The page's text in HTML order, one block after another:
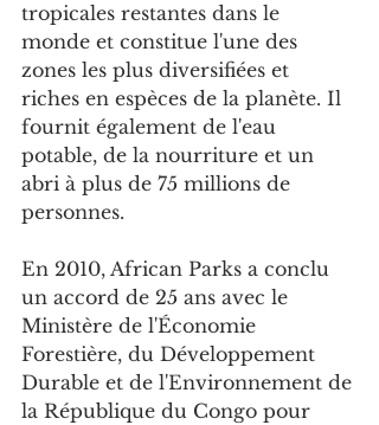
tropicales restantes dans le
monde et constitue l'une des
zones les plus diversifiées et
riches en espèces de la planète. Il
fournit également de l'eau
potable, de la nourriture et un
abri à plus de 75 millions de
personnes.
En 2010, African Parks a conclu
un accord de 25 ans avec le
Ministère de l'Économie
Forestière, du Développement
Durable et de l'Environnement de
la République du Congo pour